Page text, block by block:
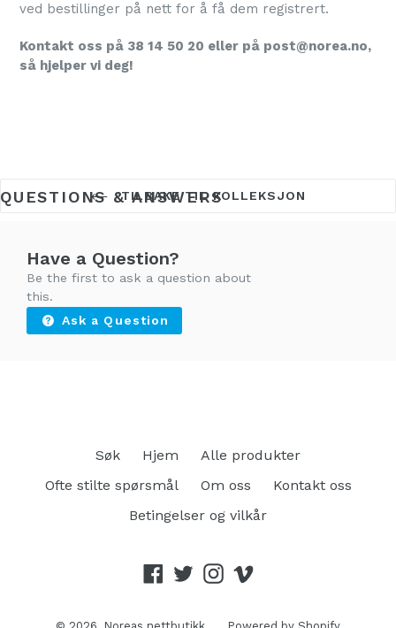
ved bestillinger på nett for å få dem registrert.
Kontakt oss på 38 14 50 20 eller på post@norea.no,
så hjelper vi deg!
TILBAKE TIL KOLLEKSJON
QUESTIONS & ANSWERS
Have a Question?
Be the first to ask a question about
this.
Ask a Question
Søk Hjem
Alle produkter
Ofte stilte spørsmål
Om oss
Kontakt oss
Betingelser og vilkår
Facebook
TwitterInstagram
Vimeo